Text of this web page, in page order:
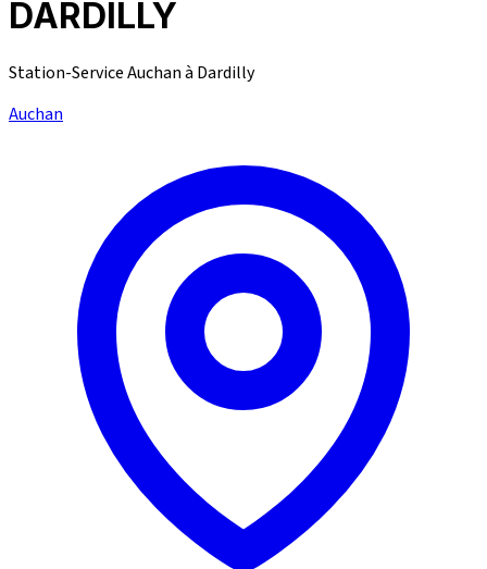
DARDILLY
Station-Service Auchan à Dardilly
Auchan